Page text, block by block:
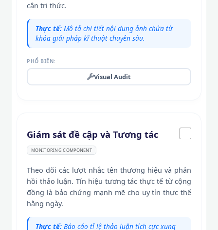
cận tri thức.
Thực tế: Mô tả chi tiết nội dung ảnh chứa từ
khóa giải pháp kĩ thuật chuyên sâu.
PHỔ BIẾN:
Visual Audit
Giám sát đề cập và Tương tác
MONITORING COMPONENT
Theo dõi các lượt nhắc tên thương hiệu và phản
hồi thảo luận. Tín hiệu tương tác thực tế từ cộng
đồng là bảo chứng mạnh mẽ cho uy tín thực thể
hằng ngày.
Thực tế: Báo cáo tỉ lệ thảo luận tích cực xung